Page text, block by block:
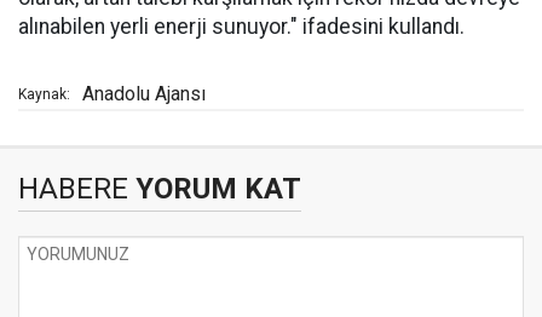
alınabilen yerli enerji sunuyor." ifadesini kullandı.
Kaynak: Anadolu Ajansı
HABERE YORUM KAT